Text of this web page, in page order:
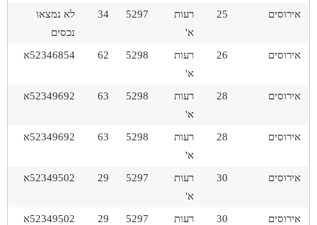
אירוסים
25
רעות
א'
5297
34
לא נמצאו
נכסים
אירוסים
26
רעות
א'
5298
62 52346854א
אירוסים 28
רעות
א'
5298
63 52349692א
אירוסים 28
רעות
א'
5298
63 52349692א
אירוסים 30
רעות
א'
5297
29 52349502א
אירוסים 30
רעות
5297
29 52349502א